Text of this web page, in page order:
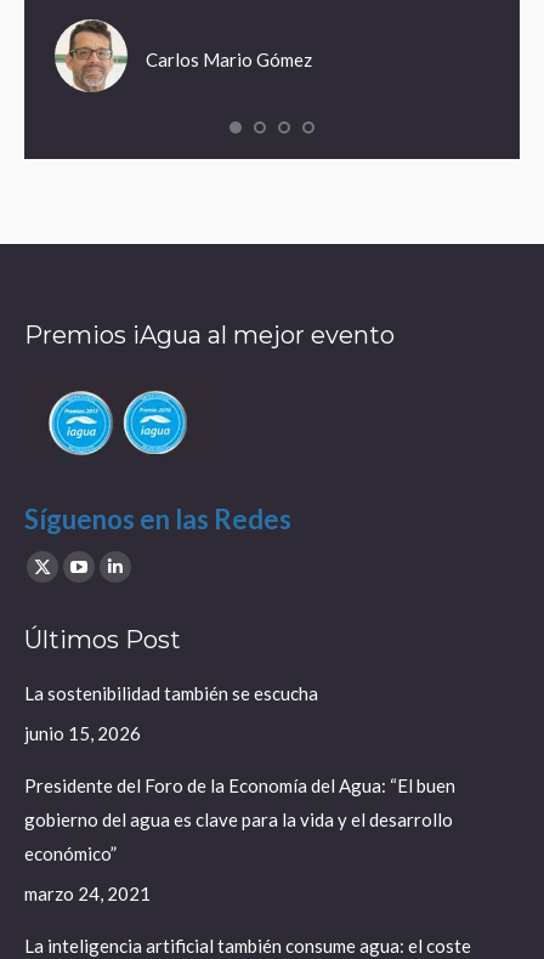
Carlos Mario Gómez
Premios iAgua al mejor evento
Síguenos en las Redes
Find us on:
X
opens
window
YouTube
opens
window
Linkedin
opens
window
Últimos Post
La sostenibilidad también se escucha
junio 15, 2026
Presidente del Foro de la Economía del Agua: “El buen
gobierno del agua es clave para la vida y el desarrollo
económico”
marzo 24, 2021
La inteligencia artificial también consume agua: el coste